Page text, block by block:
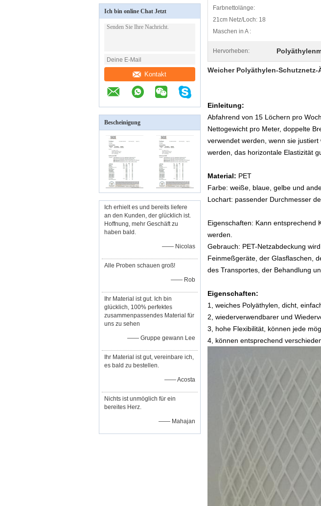
Ich bin online Chat Jetzt
Kontakt
Bescheinigung
Ich erhielt es und bereits liefere
an den Kunden, der glücklich ist.
Hoffnung, mehr Geschäft zu
haben bald.
—— Nicolas
Alle Proben schauen groß!
—— Rob
Ihr Material ist gut. Ich bin
glücklich, 100% perfektes
zusammenpassendes Material für
uns zu sehen
—— Gruppe gewann Lee
Ihr Material ist gut, vereinbare ich,
es bald zu bestellen.
—— Acosta
Nichts ist unmöglich für ein
bereites Herz.
—— Mahajan
Farbnettolänge:
21cm Netz/Loch: 18
Maschen in A :
Hervorheben:
Weicher Polyäthylen-
Einleitung:
Abfahrend von 15 Löchern pro
Nettogewicht pro Meter, doppelte
verwendet werden, wenn sie
werden, das horizontale Elastizität
Material: PET
Farbe: weiße, blaue, gelbe und
Lochart: passender Durchmesser
Eigenschaften: Kann entsprechend
werden.
Gebrauch: PET-Netzabdeckung
Feinmeßgeräte, der Glasflaschen,
des Transportes, der Behandlung
Eigenschaften:
1, weiches Polyäthylen, dicht,
2, wiederverwendbarer und
3, hohe Flexibilität, können jede
4, können entsprechend